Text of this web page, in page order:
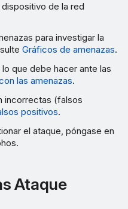
de la red
para investigar la
Gráficos de amenazas.
que debe hacer ante las
las amenazas.
incorrectas (falsos
positivos.
el ataque, póngase en
Ataque